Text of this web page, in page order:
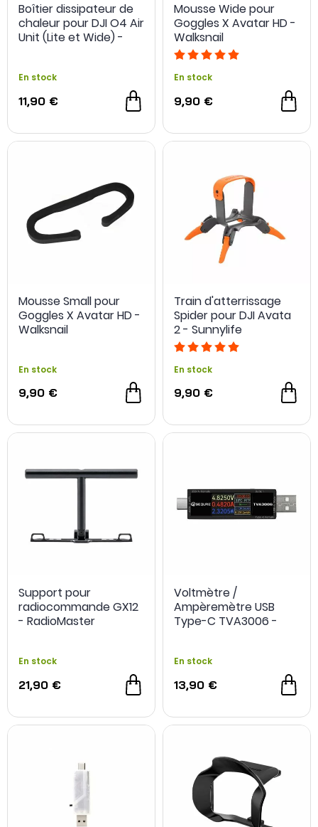
Boîtier dissipateur de
chaleur pour DJI O4 Air
Unit (Lite et Wide) -
En stock
11,90 €
Mousse Wide pour
Goggles X Avatar HD -
Walksnail
En stock
9,90 €
Mousse Small pour
Goggles X Avatar HD -
Walksnail
En stock
9,90 €
Train d'atterrissage
Spider pour DJI Avata
2 - Sunnylife
En stock
9,90 €
Support pour
radiocommande GX12
- RadioMaster
En stock
21,90 €
Voltmètre /
Ampèremètre USB
Type-C TVA3006 -
En stock
13,90 €